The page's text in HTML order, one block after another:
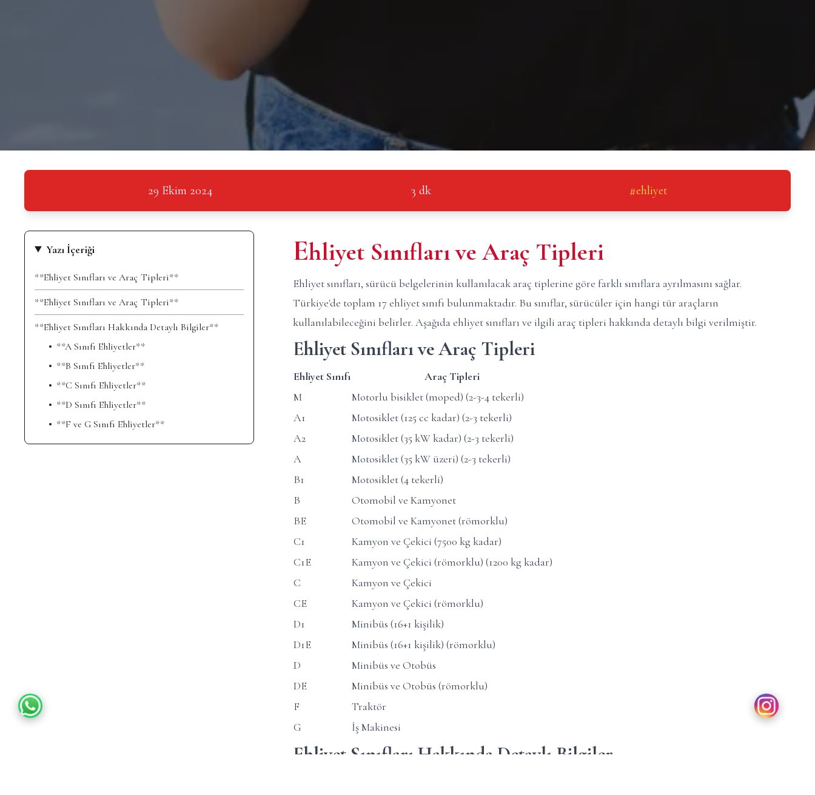
29 Ekim 2024 3 dk #ehliyet
Yazı İçeriği
**Ehliyet Sınıfları ve Araç Tipleri**
**Ehliyet Sınıfları ve Araç Tipleri**
**Ehliyet Sınıfları Hakkında Detaylı Bilgiler**
**A Sınıfı Ehliyetler**
**B Sınıfı Ehliyetler**
**C Sınıfı Ehliyetler**
**D Sınıfı Ehliyetler**
**F ve G Sınıfı Ehliyetler**
Ehliyet Sınıfları ve Araç Tipleri
Ehliyet sınıfları, sürücü belgelerinin kullanılacak araç tiplerine göre farklı sınıflara ayrılmasını sağlar.
Türkiye'de toplam 17 ehliyet sınıfı bulunmaktadır. Bu sınıflar, sürücüler için hangi tür araçların
kullanılabileceğini belirler. Aşağıda ehliyet sınıfları ve ilgili araç tipleri hakkında detaylı bilgi verilmiştir.
Ehliyet Sınıfları ve Araç Tipleri
Ehliyet Sınıfı
Araç Tipleri
M
Motorlu bisiklet (moped) (2-3-4 tekerli)
A1
Motosiklet (125 cc kadar) (2-3 tekerli)
A2
Motosiklet (35 kW kadar) (2-3 tekerli)
A
Motosiklet (35 kW üzeri) (2-3 tekerli)
B1
Motosiklet (4 tekerli)
B
Otomobil ve Kamyonet
BE
Otomobil ve Kamyonet (römorklu)
C1
Kamyon ve Çekici (7500 kg kadar)
C1E
Kamyon ve Çekici (römorklu) (1200 kg kadar)
C
Kamyon ve Çekici
CE
Kamyon ve Çekici (römorklu)
D1
Minibüs (16+1 kişilik)
D1E
Minibüs (16+1 kişilik) (römorklu)
D
Minibüs ve Otobüs
DE
Minibüs ve Otobüs (römorklu)
F
Traktör
G
İş Makinesi
Ehliyet Sınıfları Hakkında Detaylı Bilgiler